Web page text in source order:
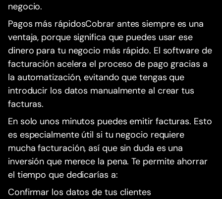
negocio.
Pagos más rápidosCobrar antes siempre es una
ventaja, porque significa que puedes usar ese
dinero para tu negocio más rápido. El software de
facturación acelera el proceso de pago gracias a
la automatización, evitando que tengas que
introducir los datos manualmente al crear tus
facturas.
En solo unos minutos puedes emitir facturas. Esto
es especialmente útil si tu negocio requiere
mucha facturación, así que sin duda es una
inversión que merece la pena. Te permite ahorrar
el tiempo que dedicarías a:
Confirmar los datos de tus clientes